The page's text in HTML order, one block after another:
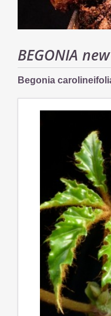
BEGONIA
Begonia